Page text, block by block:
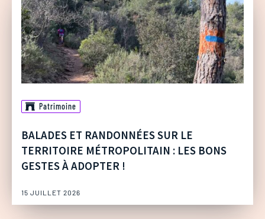
Patrimoine
BALADES ET RANDONNÉES SUR LE
TERRITOIRE MÉTROPOLITAIN : LES BONS
GESTES À ADOPTER !
15 JUILLET 2026